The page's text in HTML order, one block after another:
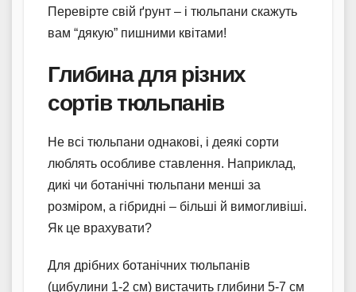
Перевірте свій ґрунт – і тюльпани скажуть
вам “дякую” пишними квітами!
Глибина для різних
сортів тюльпанів
Не всі тюльпани однакові, і деякі сорти
люблять особливе ставлення. Наприклад,
дикі чи ботанічні тюльпани менші за
розміром, а гібридні – більші й вимогливіші.
Як це врахувати?
Для дрібних ботанічних тюльпанів
(цибулини 1-2 см) вистачить глибини 5-7 см